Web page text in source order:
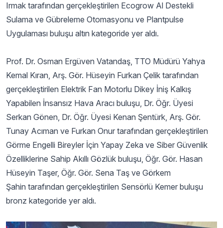
Irmak tarafından gerçekleştirilen Ecogrow Al Destekli
Sulama ve Gübreleme Otomasyonu ve Plantpulse
Uygulaması buluşu altın kategoride yer aldı.
Prof. Dr. Osman Ergüven Vatandaş, TTO Müdürü Yahya
Kemal Kıran, Arş. Gör. Hüseyin Furkan Çelik tarafından
gerçekleştirilen Elektrik Fan Motorlu Dikey İniş Kalkış
Yapabilen İnsansız Hava Aracı buluşu, Dr. Öğr. Üyesi
Serkan Gönen, Dr. Öğr. Üyesi Kenan Şentürk, Arş. Gör.
Tunay Acıman ve Furkan Onur tarafından gerçekleştirilen
Görme Engelli Bireyler İçin Yapay Zeka ve Siber Güvenlik
Özelliklerine Sahip Akıllı Gözlük buluşu, Öğr. Gör. Hasan
Hüseyin Taşer, Öğr. Gör. Sena Taş ve Görkem
Şahin tarafından gerçekleştirilen Sensörlü Kemer buluşu
bronz kategoride yer aldı.